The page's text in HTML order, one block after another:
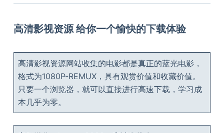
高清影视资源 给你一个愉快的下载体验
高清影视资源网站收集的电影都是真正的蓝光电影，
格式为1080P-REMUX，具有观赏价值和收藏价值。
只要一个浏览器，就可以直接进行高速下载，学习成
本几乎为零。